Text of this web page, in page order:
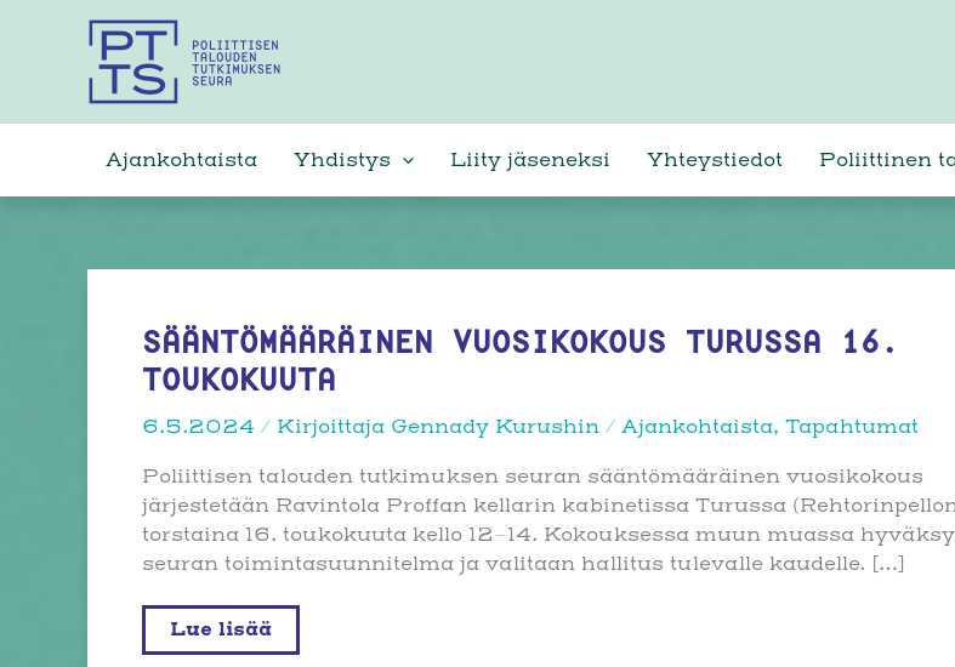
sisältöön
Ajankohtaista Yhdistys Liity jäseneksi Yhteystiedot Poliittinen
SÄÄNTÖMÄÄRÄINEN VUOSIKOKOUS TURUSSA 16.
TOUKOKUUTA
6.5.2024 / Kirjoittaja Gennady Kurushin / Ajankohtaista, Tapahtumat
Poliittisen talouden tutkimuksen seuran sääntömääräinen vuosikokous
järjestetään Ravintola Proffan kellarin kabinetissa Turussa
torstaina 16. toukokuuta kello 12–14. Kokouksessa muun muassa
seuran toimintasuunnitelma ja valitaan hallitus tulevalle kaudelle. […]
Sääntömääräinen
vuosikokous
Lue lisää